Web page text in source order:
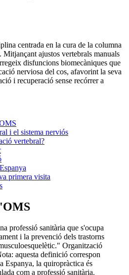
centrada en la cura de la columna
ajustos vertebrals manuals
disfuncions biomecàniques que
nerviosa del cos, afavorint la seva
i recuperació sense recórrer a
i el sistema nerviós
vertebral?
primera visita
professió sanitària que s'ocupa
i la prevenció dels trastorns
Organització
aquesta definició correspon
Espanya, la quiropràctica és
com a professió sanitària.